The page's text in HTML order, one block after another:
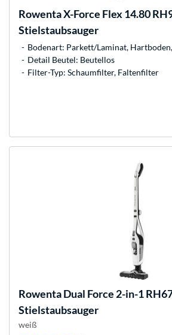
RowentaX-Force Flex 14.80
Stielstaubsauger
Bodenart: Parkett/Laminat,
Detail Beutel: Beutellos
Filter-Typ: Schaumfilter, Faltenfilter
RowentaDual Force 2-in-1
Stielstaubsauger
weiß